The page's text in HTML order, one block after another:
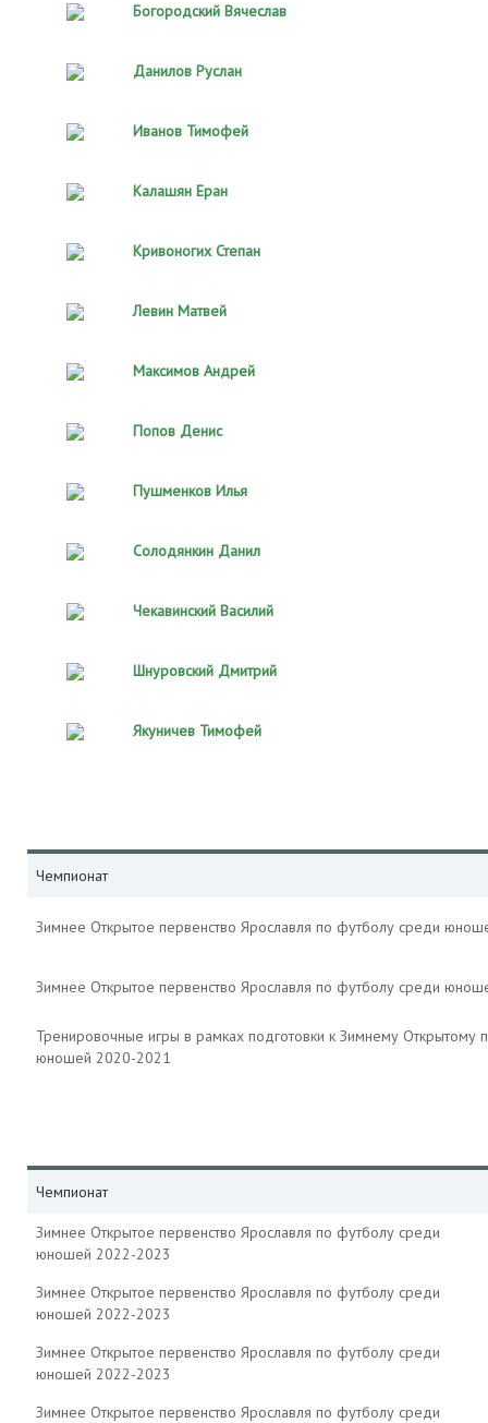
Богородский Вячеслав
Данилов Руслан
Иванов Тимофей
Калашян Еран
Кривоногих Степан
Левин Матвей
Максимов Андрей
Попов Денис
Пушменков Илья
Солодянкин Данил
Чекавинский Василий
Шнуровский Дмитрий
Якуничев Тимофей
Чемпионат
Зимнее Открытое первенство Ярославля по футболу среди
Зимнее Открытое первенство Ярославля по футболу среди
Тренировочные игры в рамках подготовки к Зимнему Открытому
юношей 2020-2021
Чемпионат
Зимнее Открытое первенство Ярославля по футболу среди
юношей 2022-2023
Зимнее Открытое первенство Ярославля по футболу среди
юношей 2022-2023
Зимнее Открытое первенство Ярославля по футболу среди
юношей 2022-2023
Зимнее Открытое первенство Ярославля по футболу среди